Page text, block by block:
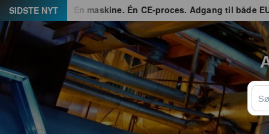
Spring
til
indhold
SIDSTE NYT
G3 – En maskine. Én CE-proces. Adgang til både EU og
Søg